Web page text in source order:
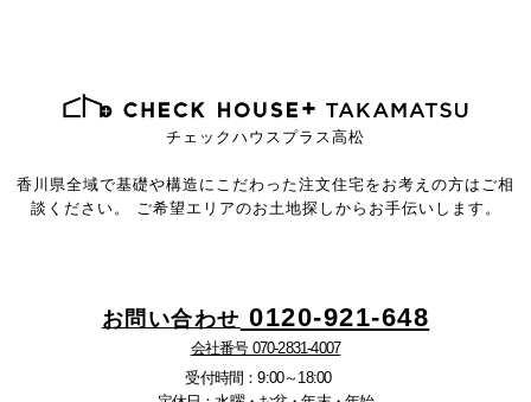
チェックハウスプラス高松
香川県全域で基礎や構造にこだわった注文住宅を お考えの方はご相
談ください。
ご希望エリアのお土地探しからお手伝いします。
お問い合わせ 0120-921-648
会社番号 070-2831-4007
受付時間：9:00～18:00